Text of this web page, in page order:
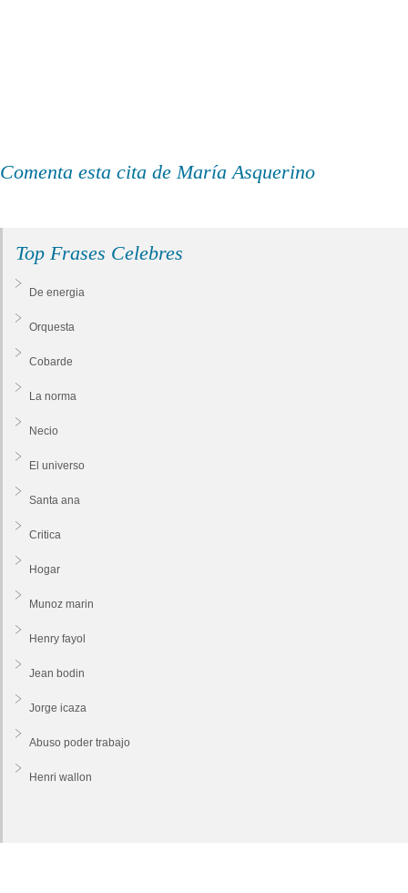
Comenta esta cita de María Asquerino
Top Frases Celebres
De energia
Orquesta
Cobarde
La norma
Necio
El universo
Santa ana
Critica
Hogar
Munoz marin
Henry fayol
Jean bodin
Jorge icaza
Abuso poder trabajo
Henri wallon